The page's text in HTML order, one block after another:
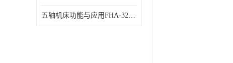
五轴机床功能与应用FHA-32C-50-US250